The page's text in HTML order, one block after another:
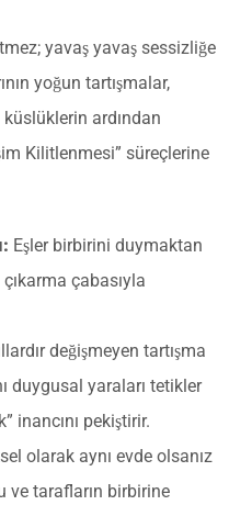
yavaş yavaş sessizliğe
yoğun tartışmalar,
ardından
Kilitlenmesi” süreçlerine
Eşler birbirini duymaktan
çabasıyla
değişmeyen tartışma
duygusal yaraları tetikler
inancını pekiştirir.
olarak aynı evde olsanız
ve tarafların birbirine